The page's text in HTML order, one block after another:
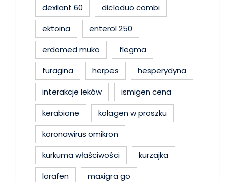
dexilant 60
dicloduo combi
ektoina
enterol 250
erdomed muko
flegma
furagina
herpes
hesperydyna
interakcje leków
ismigen cena
kerabione
kolagen w proszku
koronawirus omikron
kurkuma właściwości
kurzajka
lorafen
maxigra go